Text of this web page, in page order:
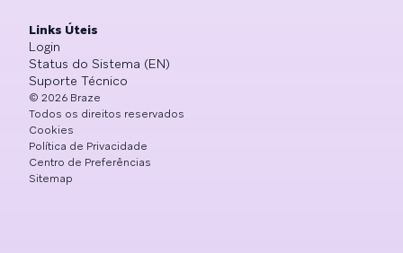
Links Úteis
Login
Status do Sistema (EN)
Suporte Técnico
© 2026 Braze
Todos os direitos reservados
Cookies
Política de Privacidade
Centro de Preferências
Sitemap